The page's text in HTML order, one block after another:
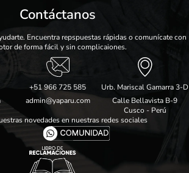
Contáctanos
Encuentra repspuestas rápidas o comunícate con
de forma fácil y sin complicaiones.
+51 966 725 585
admin@yaparu.com
Urb. Mariscal Gamarra 3-D
Calle Bellavista B-9
Cusco - Perú
novedades en nuestras redes sociales